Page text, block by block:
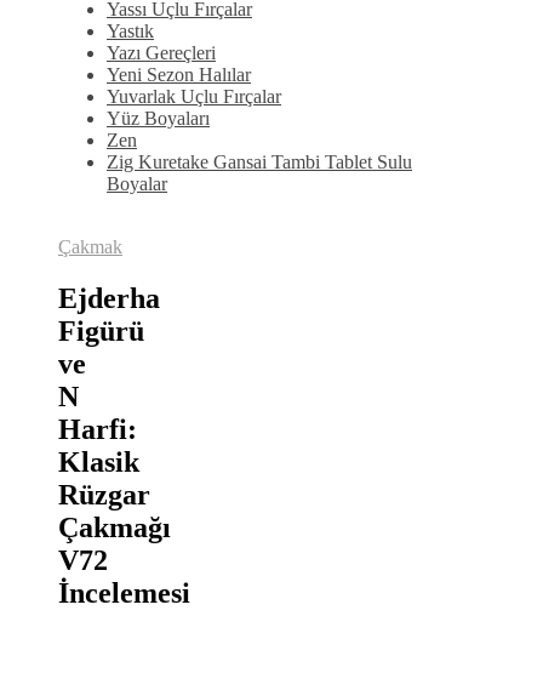
Yassı Uçlu Fırçalar
Yastık
Yazı Gereçleri
Yeni Sezon Halılar
Yuvarlak Uçlu Fırçalar
Yüz Boyaları
Zen
​Zig Kuretake Gansai Tambi Tablet Sulu
Boyalar
Çakmak
Ejderha
Figürü
ve
N
Harfi:
Klasik
Rüzgar
Çakmağı
V72
İncelemesi